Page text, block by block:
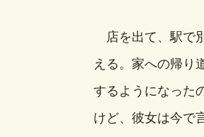
店を出て、駅で
える。家への帰り
するようになった
けど、彼女は今で